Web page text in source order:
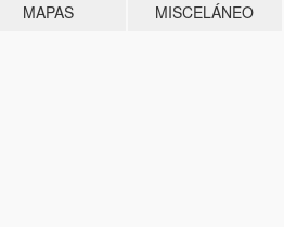
MAPAS MISCELÁNEO